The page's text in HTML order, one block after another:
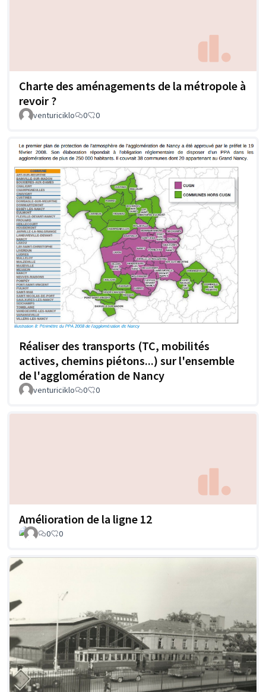
Charte des aménagements de la métropole à
revoir ?
venturiciklo 0 0
Réaliser des transports (TC, mobilités
actives, chemins piétons...) sur l'ensemble
de l'agglomération de Nancy
venturiciklo 0 0
Amélioration de la ligne 12
0 0